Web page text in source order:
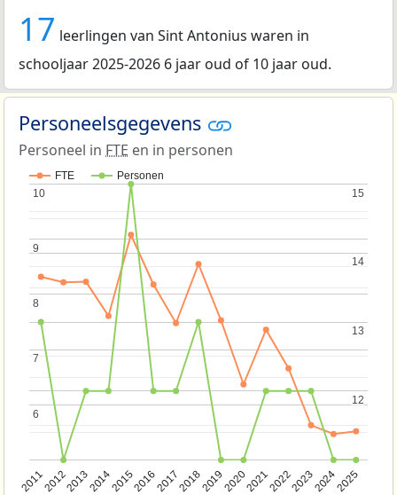
17 leerlingen van Sint Antonius waren in
schooljaar 2025-2026 6 jaar oud of 10 jaar oud.
Personeelsgegevens
Personeel in FTE en in personen
FTE Personen
201120122013201420152016201720182019202020212022202320242025
6
6
7
7
8
8
9
9
10
10
12
12
13
13
14
14
15
15